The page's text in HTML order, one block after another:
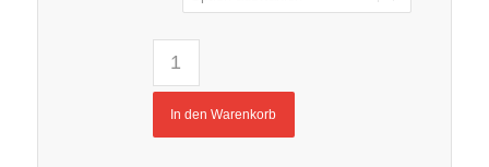
In den Warenkorb